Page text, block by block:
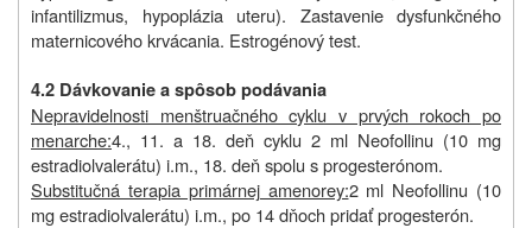
infantilizmus, hypoplázia uteru). Zastavenie dysfunkčného
maternicového krvácania. Estrogénový test.
4.2 Dávkovanie a spôsob podávania
Nepravidelnosti menštruačného cyklu v prvých rokoch po
menarche:4., 11. a 18. deň cyklu 2 ml Neofollinu (10 mg
estradiolvalerátu) i.m., 18. deň spolu s progesterónom.
Substitučná terapia primárnej amenorey:2 ml Neofollinu (10
mg estradiolvalerátu) i.m., po 14 dňoch pridať progesterón.